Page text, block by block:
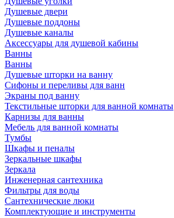
Душевые двери
Душевые поддоны
Душевые каналы
Аксессуары для душевой кабины
Ванны
Ванны
Душевые шторки на ванну
Сифоны и переливы для ванн
Экраны под ванну
Текстильные шторки для ванной комнаты
Карнизы для ванны
Мебель для ванной комнаты
Тумбы
Шкафы и пеналы
Зеркальные шкафы
Зеркала
Инженерная сантехника
Фильтры для воды
Сантехнические люки
Комплектующие и инструменты